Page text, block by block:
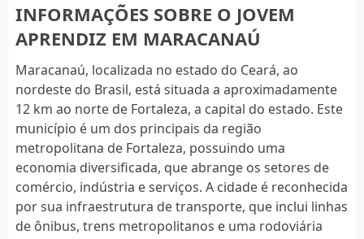
INFORMAÇÕES SOBRE O JOVEM
APRENDIZ EM MARACANAÚ
Maracanaú, localizada no estado do Ceará, ao
nordeste do Brasil, está situada a aproximadamente
12 km ao norte de Fortaleza, a capital do estado. Este
município é um dos principais da região
metropolitana de Fortaleza, possuindo uma
economia diversificada, que abrange os setores de
comércio, indústria e serviços. A cidade é reconhecida
por sua infraestrutura de transporte, que inclui linhas
de ônibus, trens metropolitanos e uma rodoviária